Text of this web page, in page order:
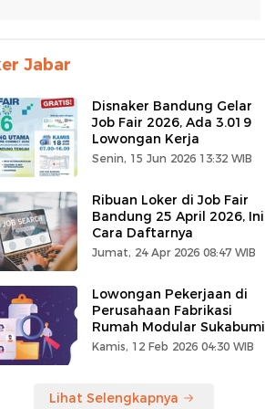
Jabar
Disnaker Bandung Gelar
Job Fair 2026, Ada 3.019
Lowongan Kerja
Senin, 15 Jun 2026 13:32 WIB
Ribuan Loker di Job Fair
Bandung 25 April 2026, Ini
Cara Daftarnya
Jumat, 24 Apr 2026 08:47 WIB
Lowongan Pekerjaan di
Perusahaan Fabrikasi
Rumah Modular Sukabumi
Kamis, 12 Feb 2026 04:30 WIB
Lihat Selengkapnya